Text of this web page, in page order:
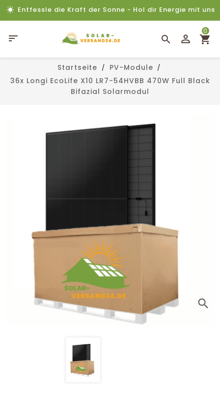
Entfessle die Kraft der Sonne - Hol dir Energie mit uns

0
Startseite
PV-Module
36x Longi EcoLife X10 LR7-54HVBB 470W Full Black
Bifazial Solarmodul
search